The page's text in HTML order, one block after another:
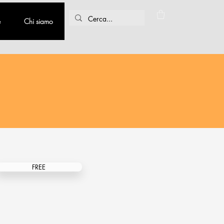
Chi siamo
FREE